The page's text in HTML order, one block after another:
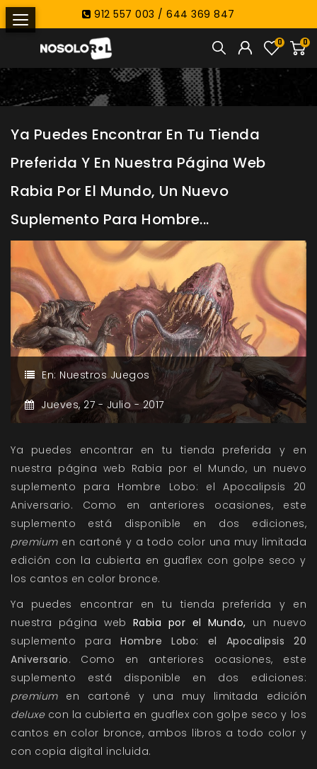
912 557 003 / 644 369 847
0
0
Ya Puedes Encontrar En Tu Tienda
Preferida Y En Nuestra Página Web
Rabia Por El Mundo, Un Nuevo
Suplemento Para Hombre...
En: Nuestros Juegos
Jueves,27 -Julio -2017
Ya puedes encontrar en tu tienda preferida y en
nuestra página web Rabia por el Mundo, un nuevo
suplemento para Hombre Lobo: el Apocalipsis 20
Aniversario. Como en anteriores ocasiones, este
suplemento está disponible en dos ediciones,
premiumen cartoné y a todo color una muy limitada
edición con la cubierta en guaflex con golpe seco y
los cantos en color bronce.
Ya puedes encontrar en tu tienda preferida y en
nuestra página web Rabia por el Mundo, un nuevo
suplemento para
Hombre Lobo: el Apocalipsis 20
Aniversario. Como en anteriores ocasiones, este
suplemento está disponible en dos ediciones:
premiumen cartoné y una muy limitada edición
deluxecon la cubierta en guaflex con golpe seco y los
cantos en color bronce, ambos libros a todo color y
con copia digital incluida.